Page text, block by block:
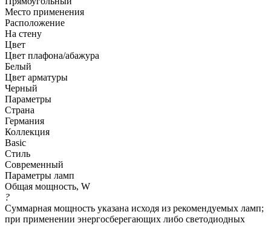
Место применения
Расположение
На стену
Цвет
Цвет плафона/абажура
Белый
Цвет арматуры
Черный
Параметры
Страна
Германия
Коллекция
Basic
Стиль
Современный
Параметры ламп
Общая мощность, W
?
Суммарная мощность указана исходя из рекомендуемых ламп;
при применении энергосберегающих либо светодиодных